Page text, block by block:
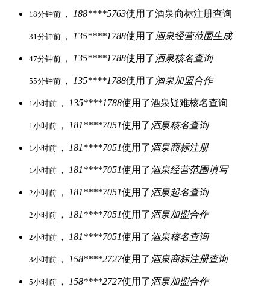
18分钟前 ， 188****5763使用了酒泉商标注册查询
31分钟前 ， 135****1788使用了 酒泉经营范围生成
47分钟前 ， 135****1788使用了 酒泉核名查询
55分钟前 ， 135****1788使用了 酒泉加盟合作
1小时前 ， 135****1788使用了酒泉疑难核名查询
1小时前 ， 181****7051使用了 酒泉核名查询
1小时前 ， 181****7051使用了 酒泉商标注册
1小时前 ， 181****7051使用了 酒泉经营范围填写
2小时前 ， 181****7051使用了 酒泉起名查询
2小时前 ， 181****7051使用了 酒泉加盟合作
2小时前 ， 181****7051使用了 酒泉核名查询
3小时前 ， 158****2727使用了 酒泉商标注册查询
5小时前 ， 158****2727使用了 酒泉加盟合作